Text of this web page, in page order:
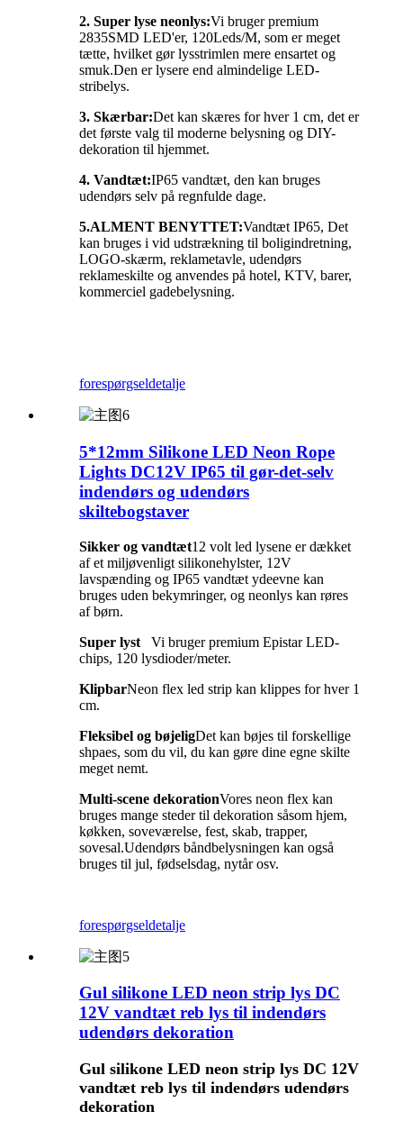
2. Super lyse neonlys:Vi bruger premium
2835SMD LED'er, 120Leds/M, som er meget
tætte, hvilket gør lysstrimlen mere ensartet og
smuk.Den er lysere end almindelige LED-
stribelys.
3. Skærbar:Det kan skæres for hver 1 cm, det er
det første valg til moderne belysning og DIY-
dekoration til hjemmet.
4. Vandtæt:IP65 vandtæt, den kan bruges
udendørs selv på regnfulde dage.
5.ALMENT BENYTTET:Vandtæt IP65, Det
kan bruges i vid udstrækning til boligindretning,
LOGO-skærm, reklametavle, udendørs
reklameskilte og anvendes på hotel, KTV, barer,
kommerciel gadebelysning.
forespørgseldetalje
5*12mm Silikone LED Neon Rope
Lights DC12V IP65 til gør-det-selv
indendørs og udendørs
skiltebogstaver
Sikker og vandtæt12 volt led lysene er dækket
af et miljøvenligt silikonehylster, 12V
lavspænding og IP65 vandtæt ydeevne kan
bruges uden bekymringer, og neonlys kan røres
af børn.
Super lyst
Vi bruger premium Epistar LED-
chips, 120 lysdioder/meter.
KlipbarNeon flex led strip kan klippes for hver 1
cm.
Fleksibel og bøjeligDet kan bøjes til forskellige
shpaes, som du vil, du kan gøre dine egne skilte
meget nemt.
Multi-scene dekorationVores neon flex kan
bruges mange steder til dekoration såsom hjem,
køkken, soveværelse, fest, skab, trapper,
sovesal.Udendørs båndbelysningen kan også
bruges til jul, fødselsdag, nytår osv.
forespørgseldetalje
Gul silikone LED neon strip lys DC
12V vandtæt reb lys til indendørs
udendørs dekoration
Gul silikone LED neon strip lys DC 12V
vandtæt reb lys til indendørs udendørs
dekoration